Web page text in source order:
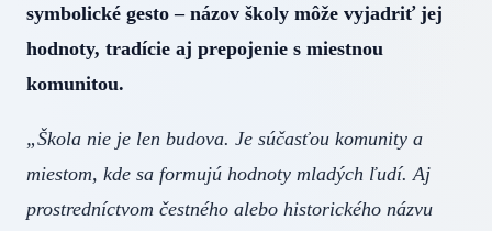
symbolické gesto – názov školy môže vyjadriť jej
hodnoty, tradície aj prepojenie s miestnou
komunitou.
„Škola nie je len budova. Je súčasťou komunity a
miestom, kde sa formujú hodnoty mladých ľudí. Aj
prostredníctvom čestného alebo historického názvu